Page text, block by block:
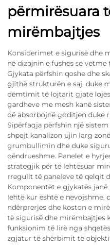
përmirësuara
mirëmbajtjes
Konsiderimet e sigurisë dhe
në dizajnin e fushës së
Gjykata përfshin qoshe dhe
gjithë strukturën e saj, duke
dëmtimit të lojtarit gjatë
gardheve me mesh kanë
që absorbojnë goditjen
Sipërfaqja përfshin një
shpejt kanalizon ujin larg
grumbullimin dhe duke
qëndrueshme. Panelet e
strategjik për të lehtësuar
rregullt të paneleve të qelqit
Komponentët e gjykatës
lehtë kur është e nevojshme,
ndërprerjes dhe koston e
të sigurisë dhe mirëmbajtjes
funksionim të lirë nga
zgjatur të shërbimit të